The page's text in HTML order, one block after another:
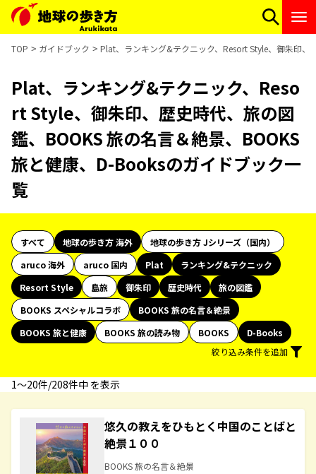
TOP ガイドブック Plat、ランキング&テクニック、Resort Style、御朱印、
Plat、ランキング&テクニック、Reso
rt Style、御朱印、歴史時代、旅の図
鑑、BOOKS 旅の名言＆絶景、BOOKS
旅と健康、D-Booksのガイドブック一
覧
すべて 地球の歩き方 海外
地球の歩き方 Jシリーズ（国内）
aruco 海外
aruco 国内 Plat
ランキング&テクニック
Resort Style
島旅 御朱印 歴史時代
旅の図鑑
BOOKS スペシャルコラボ
BOOKS 旅の名言＆絶景
BOOKS 旅と健康
BOOKS 旅の読み物 BOOKS
D-Books
絞り込み条件を追加
1〜20件/208件中 を表示
悠久の教えをひもとく中国のことばと
絶景１００
BOOKS 旅の名言＆絶景